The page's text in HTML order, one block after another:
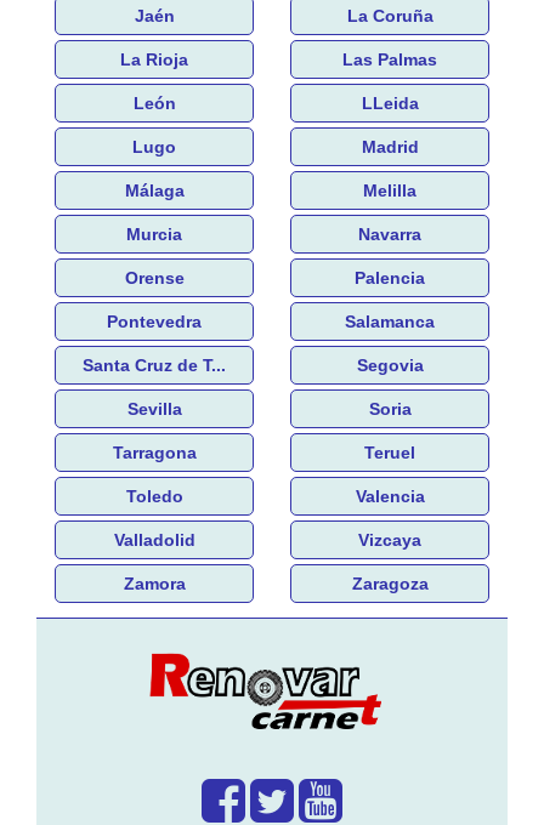
Jaén La Coruña
La Rioja Las Palmas
León LLeida
Lugo Madrid
Málaga Melilla
Murcia Navarra
Orense Palencia
Pontevedra Salamanca
Santa Cruz de T... Segovia
Sevilla Soria
Tarragona Teruel
Toledo Valencia
Valladolid Vizcaya
Zamora Zaragoza